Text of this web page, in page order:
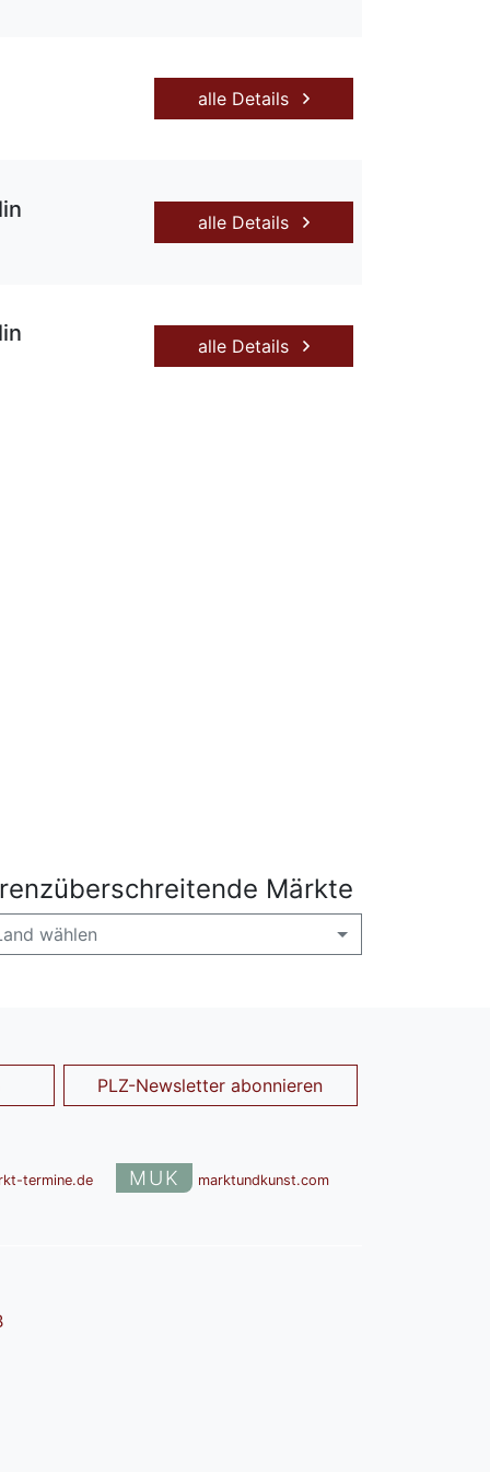
alle Details
alle Details
alle Details
Märkte
wählen
PLZ-Newsletter abonnieren
termine.de MUK marktundkunst.com